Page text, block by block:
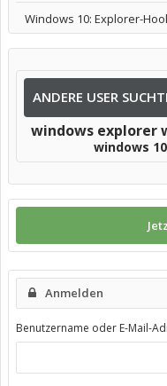
Windows 10: Explorer-
windows explorer
windows
Anmelden
Benutzername oder E-Mail-